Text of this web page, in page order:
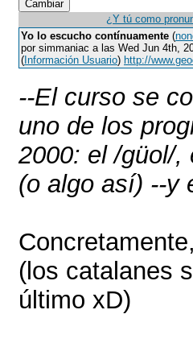
¿Y tú como
Yo lo escucho contínuamente (
por simmaniac a las Wed Jun 4th,
( Información Usuario) http://
--El curso se
uno de los
2000: el /güol/,
(o algo así) --y
(los catalanes
último xD)